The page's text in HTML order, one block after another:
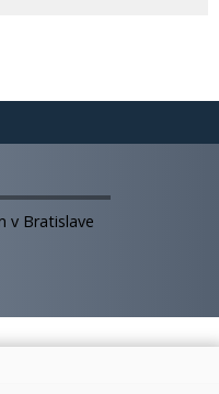
v Bratislave